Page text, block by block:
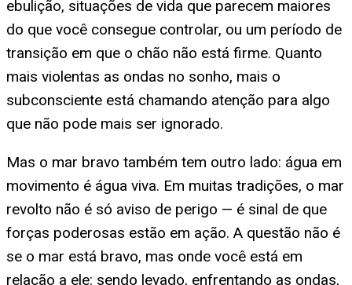
ebulição, situações de vida que parecem maiores
do que você consegue controlar, ou um período de
transição em que o chão não está firme. Quanto
mais violentas as ondas no sonho, mais o
subconsciente está chamando atenção para algo
que não pode mais ser ignorado.
Mas o mar bravo também tem outro lado: água em
movimento é água viva. Em muitas tradições, o mar
revolto não é só aviso de perigo — é sinal de que
forças poderosas estão em ação. A questão não é
se o mar está bravo, mas onde você está em
relação a ele: sendo levado, enfrentando as ondas,